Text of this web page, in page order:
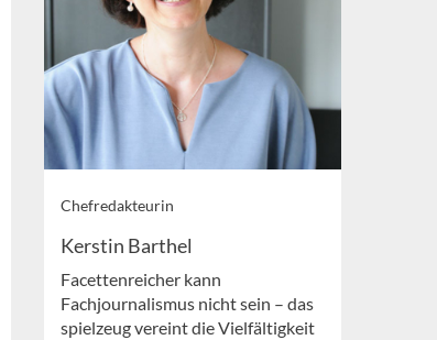
Chefredakteurin
Kerstin Barthel
Facettenreicher kann
Fachjournalismus nicht sein – das
spielzeug vereint die Vielfältigkeit